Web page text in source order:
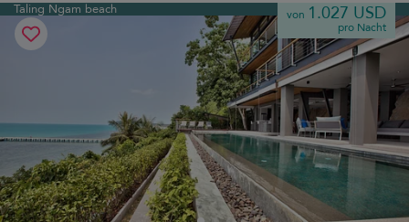
Taling Ngam beach von 1.027 USD
pro Nacht